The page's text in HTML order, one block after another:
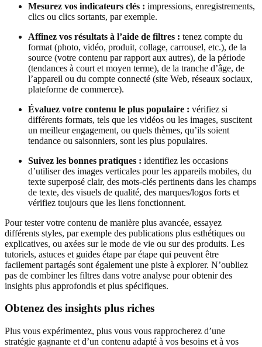
Mesurez vos indicateurs clés : impressions, enregistrements,
clics ou clics sortants, par exemple.
Affinez vos résultats à l’aide de filtres : tenez compte du
format (photo, vidéo, produit, collage, carrousel, etc.), de la
source (votre contenu par rapport aux autres), de la période
(tendances à court et moyen terme), de la tranche d’âge, de
l’appareil ou du compte connecté (site Web, réseaux sociaux,
plateforme de commerce).
Évaluez votre contenu le plus populaire : vérifiez si
différents formats, tels que les vidéos ou les images, suscitent
un meilleur engagement, ou quels thèmes, qu’ils soient
tendance ou saisonniers, sont les plus populaires.
Suivez les bonnes pratiques : identifiez les occasions
d’utiliser des images verticales pour les appareils mobiles, du
texte superposé clair, des mots-clés pertinents dans les champs
de texte, des visuels de qualité, des marques/logos forts et
vérifiez toujours que les liens fonctionnent.
Pour tester votre contenu de manière plus avancée, essayez
différents styles, par exemple des publications plus esthétiques ou
explicatives, ou axées sur le mode de vie ou sur des produits. Les
tutoriels, astuces et guides étape par étape qui peuvent être
facilement partagés sont également une piste à explorer. N’oubliez
pas de combiner les filtres dans votre analyse pour obtenir des
insights plus approfondis et plus spécifiques.
Obtenez des insights plus riches
Plus vous expérimentez, plus vous vous rapprocherez d’une
stratégie gagnante et d’un contenu adapté à vos besoins et à vos